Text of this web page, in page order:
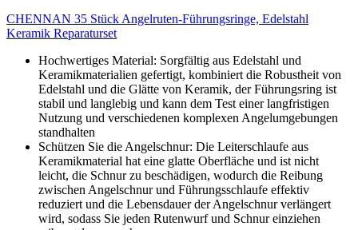
CHENNAN 35 Stück Angelruten-Führungsringe, Edelstahl
Keramik Reparaturset
Hochwertiges Material: Sorgfältig aus Edelstahl und
Keramikmaterialien gefertigt, kombiniert die Robustheit von
Edelstahl und die Glätte von Keramik, der Führungsring ist
stabil und langlebig und kann dem Test einer langfristigen
Nutzung und verschiedenen komplexen Angelumgebungen
standhalten
Schützen Sie die Angelschnur: Die Leiterschlaufe aus
Keramikmaterial hat eine glatte Oberfläche und ist nicht
leicht, die Schnur zu beschädigen, wodurch die Reibung
zwischen Angelschnur und Führungsschlaufe effektiv
reduziert und die Lebensdauer der Angelschnur verlängert
wird, sodass Sie jeden Rutenwurf und Schnur einziehen